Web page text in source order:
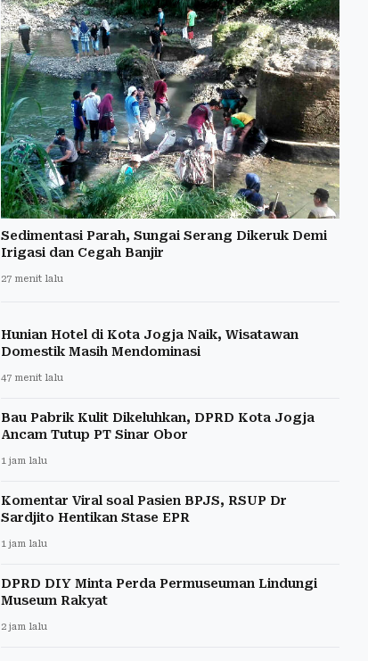
Sedimentasi Parah, Sungai Serang Dikeruk Demi
Irigasi dan Cegah Banjir
27 menit lalu
Hunian Hotel di Kota Jogja Naik, Wisatawan
Domestik Masih Mendominasi
47 menit lalu
Bau Pabrik Kulit Dikeluhkan, DPRD Kota Jogja
Ancam Tutup PT Sinar Obor
1 jam lalu
Komentar Viral soal Pasien BPJS, RSUP Dr
Sardjito Hentikan Stase EPR
1 jam lalu
DPRD DIY Minta Perda Permuseuman Lindungi
Museum Rakyat
2 jam lalu